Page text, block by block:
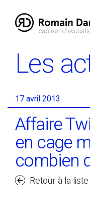
content
Les
17 avril 2013
Affaire
en cage
combien
Retour à la